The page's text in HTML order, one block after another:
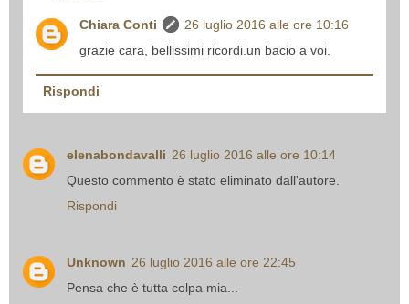
Chiara Conti
26 luglio 2016 alle ore 10:16
grazie cara, bellissimi ricordi.un bacio a voi.
Rispondi
elenabondavalli 26 luglio 2016 alle ore 10:14
Questo commento è stato eliminato dall'autore.
Rispondi
Unknown 26 luglio 2016 alle ore 22:45
Pensa che è tutta colpa mia...